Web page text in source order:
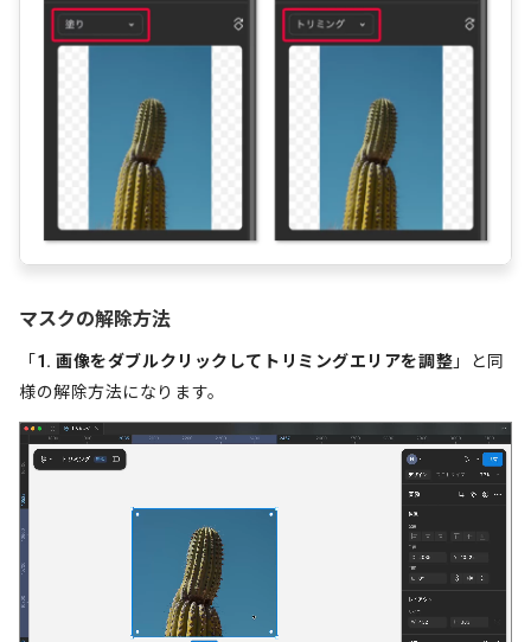
マスクの解除方法
「1. 画像をダブルクリックしてトリミングエリアを調整 」と同
様の解除方法になります。